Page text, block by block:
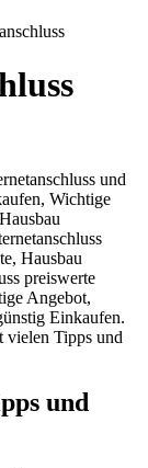
und
Wichtige
Hausbau
preiswerte
Angebot,
Einkaufen.
vielen Tipps und
und